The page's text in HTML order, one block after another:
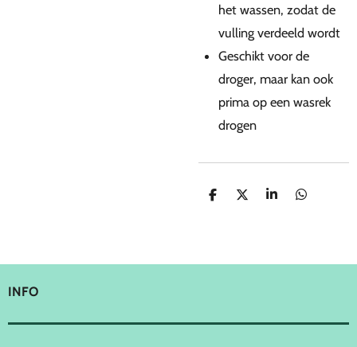
het wassen, zodat de
vulling verdeeld wordt
Geschikt voor de
droger, maar kan ook
prima op een wasrek
drogen
D
D
S
D
INFO